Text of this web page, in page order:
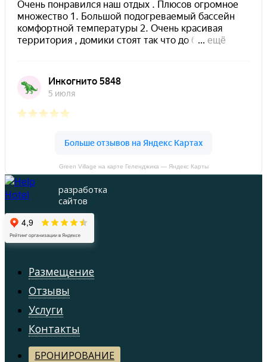
Green Village на карте Геленджика — Яндекс Карты
разработка
сайтов
Размещение
Отзывы
Услуги
Контакты
БРОНИРОВАНИЕ